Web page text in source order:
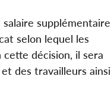
supplémentaire
selon lequel les
décision, il sera
des travailleurs ainsi